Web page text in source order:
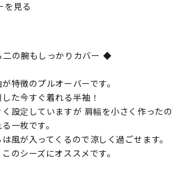
を見る
の腕もしっかりカバー ◆
特徴のプルオーバーです。
た今すぐ着れる半袖！
設定していますが 肩幅を小さく作ったの
一枚です。
風が入ってくるので涼しく過ごせます。
のシーズにオススメです。